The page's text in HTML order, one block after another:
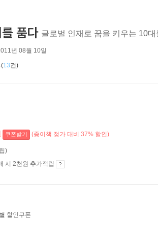
품다 글로벌 인재로 꿈을 키우는 10
년 08월 10일
(13건)
쿠폰받기 (종이책 정가 대비 37% 할인)
)
시 2천원 추가적립
할인쿠폰